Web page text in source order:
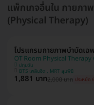
แพ็กเกจอื่นใน กายภา
(Physical Therapy)
โปรแกรมกายภาพบำบัดเ
OT Room Physical Therapy
ปทุมวัน
BTS เพลินจิต , MRT ลุมพินี
1,881 บาท2,000 บาท ประหยัด